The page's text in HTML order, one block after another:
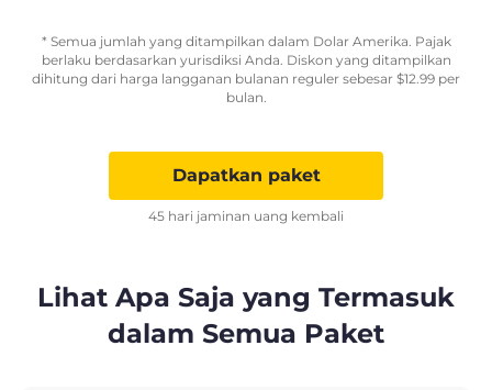
* Semua jumlah yang ditampilkan dalam Dolar Amerika. Pajak
berlaku berdasarkan yurisdiksi Anda. Diskon yang ditampilkan
dihitung dari harga langganan bulanan reguler sebesar $12.99 per
bulan.
Dapatkan paket
45 hari jaminan uang kembali
Lihat Apa Saja yang Termasuk
dalam Semua Paket